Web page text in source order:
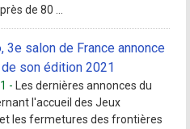
de 80 ...
3e salon de France annonce
son édition 2021
-
Les dernières annonces du
l'accueil des Jeux
les fermetures des frontières